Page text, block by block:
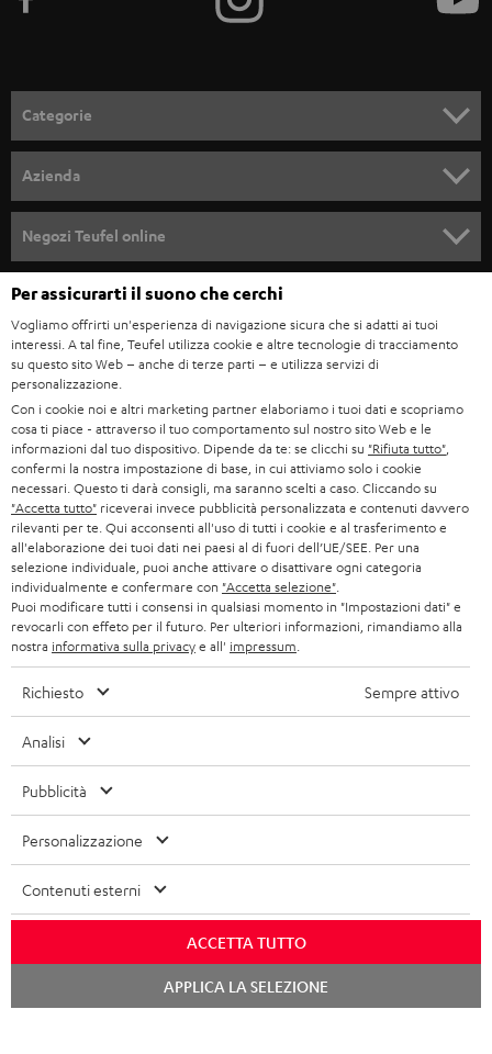
n
l
l
a
n
e
w
s
l
e
t
t
e
r
Categorie
SOUNDBAR
STEREO
BLUETOOTH
CUFFIE
CUFFIE BLUETOOTH
SET STEREO
ALTOPARLANTE
ULTIMA
CUFFIE IN-EAR
FANSHOP
NOVITÁ
Azienda
CARRIERA
STAMPA
B2B
BLOG
NEWSLETTER
NEGOZI
VANTAGGI TEUFEL
LA NOSTRA STORIA
MANAGEMENT
Negozi Teufel online
GERMANIA
AUSTRIA
SVIZZERA
PAESI BASSI
BELGIO
FRANCIA
POLONIA
ITALIA
ALTRI PAESI
Ci riserviamo il diritto di apportare modifiche relative a specifiche tecniche,
errori di battitura e omissioni. Gli accessori mostrati nelle nostre foto non sono
inclusi nella consegna. Eventuali costi di smaltimento delle batterie sono inclusi
Per assicurarti il suono che cerchi
Vogliamo offrirti un'esperienza di navigazione sicura che si adatti ai tuoi
interessi. A tal fine, Teufel utilizza cookie e altre tecnologie di tracciamento
su questo sito Web – anche di terze parti – e utilizza servizi di
personalizzazione.
Con i cookie noi e altri marketing partner elaboriamo i tuoi dati e scopriamo
cosa ti piace - attraverso il tuo comportamento sul nostro sito Web e le
informazioni dal tuo dispositivo. Dipende da te: se clicchi su "Rifiuta tutto"
confermi la nostra impostazione di base, in cui attiviamo solo i cookie
necessari. Questo ti darà consigli, ma saranno scelti a caso. Cliccando su
"Accetta tutto" riceverai invece pubblicità personalizzata e contenuti davvero
rilevanti per te. Qui acconsenti all'uso di tutti i cookie e al trasferimento e
all'elaborazione dei tuoi dati nei paesi al di fuori dell’UE/SEE. Per una
selezione individuale, puoi anche attivare o disattivare ogni categoria
individualmente e confermare con "Accetta selezione"
Puoi modificare tutti i consensi in qualsiasi momento in "Impostazioni dati" e
revocarli con effeto per il futuro. Per ulteriori informazioni, rimandiamo alla
nostra informativa sulla privacye all' impressum
Richiesto Sempre attivo
Analisi
Pubblicità
Personalizzazione
Contenuti esterni
ACCETTA TUTTO
APPLICA LA SELEZIONE